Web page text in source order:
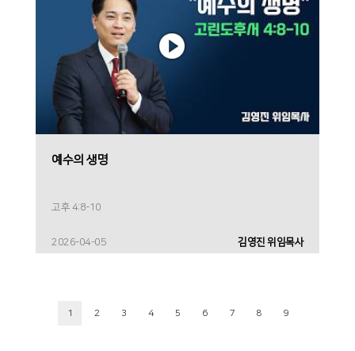
예수의 생명
고후 4:8-10
2026-04-05 김영진 위임목사
1 2 3 4 5 6 7 8 9